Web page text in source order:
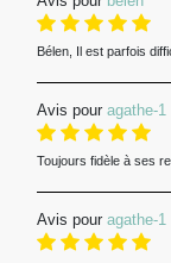
Bélen, Il est parfois
Avis pour agathe-1
Toujours fidèle à ses
Avis pour agathe-1